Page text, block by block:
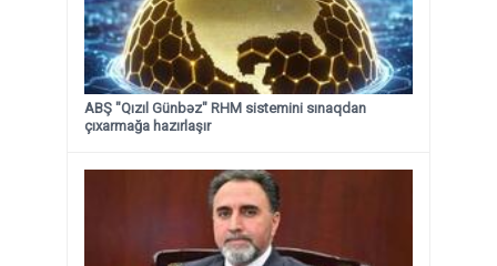
ABŞ "Qızıl Günbəz" RHM sistemini sınaqdan
çıxarmağa hazırlaşır